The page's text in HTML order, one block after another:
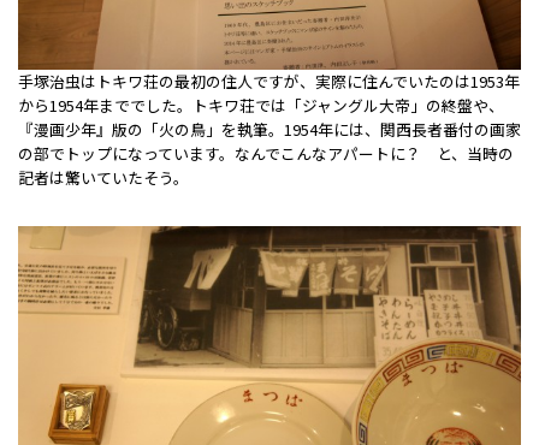
手塚治虫はトキワ荘の最初の住人ですが、実際に住んでいたのは1953年
から1954年まででした。トキワ荘では「ジャングル大帝」の終盤や、
『漫画少年』版の「火の鳥」を執筆。1954年には、関西長者番付の画家
の部でトップになっています。なんでこんなアパートに？ と、当時の
記者は驚いていたそう。